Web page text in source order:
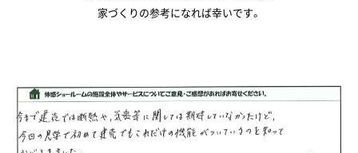
家づくりの参考になれば幸いです。